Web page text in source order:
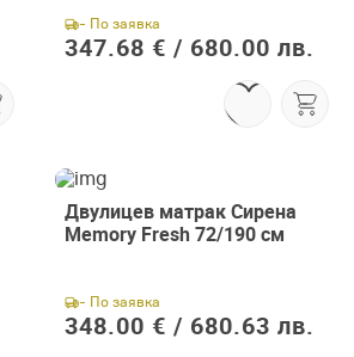
- По заявка
347.68 € / 680.00 лв.
Двулицев матрак Сирена
Memory Fresh 72/190 см
- По заявка
348.00 € / 680.63 лв.